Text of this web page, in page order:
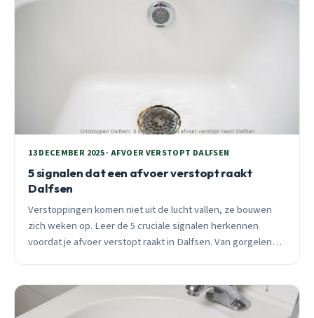
13 DECEMBER 2025 · AFVOER VERSTOPT DALFSEN
5 signalen dat een afvoer verstopt raakt
Dalfsen
Verstoppingen komen niet uit de lucht vallen, ze bouwen
zich weken op. Leer de 5 cruciale signalen herkennen
voordat je afvoer verstopt raakt in Dalfsen. Van gorgelende